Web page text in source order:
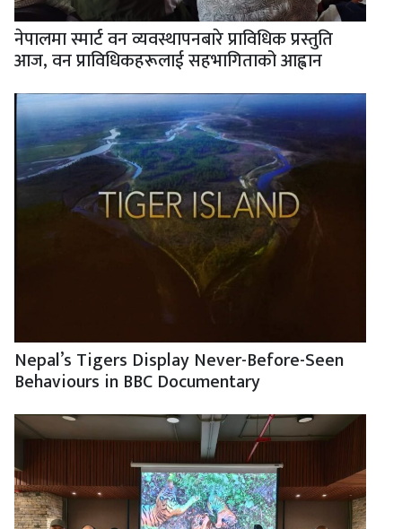
नेपालमा स्मार्ट वन व्यवस्थापनबारे प्राविधिक प्रस्तुति
आज, वन प्राविधिकहरूलाई सहभागिताको आह्वान
Nepal’s Tigers Display Never-Before-Seen
Behaviours in BBC Documentary